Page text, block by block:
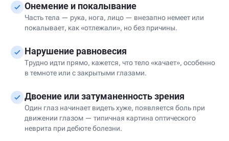
Онемение и покалывание
Часть тела — рука, нога, лицо — внезапно немеет или
покалывает, как «отлежали», но без причины.
Нарушение равновесия
Трудно идти прямо, кажется, что тело «качает», особенно
в темноте или с закрытыми глазами.
Двоение или затуманенность зрения
Один глаз начинает видеть хуже, появляется боль при
движении глазом — типичная картина оптического
неврита при дебюте болезни.